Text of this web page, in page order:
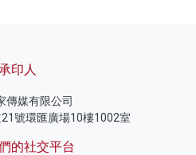
承印人
傳媒有限公司
號環匯廣場10樓1002室
的社交平台